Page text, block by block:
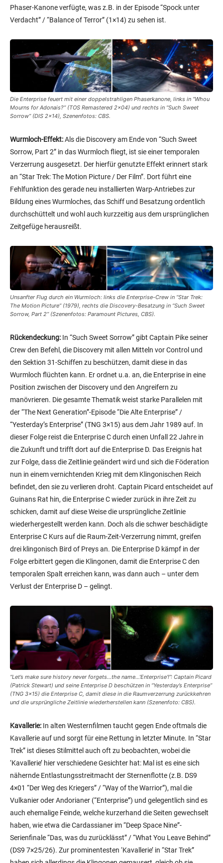
Phaser-Kanone verfügte, was z.B. in der Episode “Spock unter
Verdacht” / “Balance of Terror” (1×14) zu sehen ist.
Die Enterprise feuert mit einer doppelstrahligen Phaserkanone, links in “Whou
Mourns for Adonais?” (TOS Remastered 2×04) und rechts in “Such Sweet
Sorrow” (DIS 2×14), Szenenfotos: CBS.
Wurmloch-Effekt:Als die Discovery am Ende von “Such Sweet
Sorrow, Part 2” in das Wurmloch fliegt, ist sie einer temporalen
Verzerrung ausgesetzt. Der hierfür genutzte Effekt erinnert stark
an “Star Trek: The Motion Picture / Der Film”. Dort führt eine
Fehlfunktion des gerade neu installierten Warp-Antriebes zur
Bildung eines Wurmloches, das Schiff und Besatzung ordentlich
durchschüttelt und wohl auch kurzzeitig aus dem ursprünglichen
Zeitgefüge herausreißt.
Unsanfter Flug durch ein Wurmloch: links die Enterprise-Crew in “Star Trek:
The Motion Picture” (1979), rechts die Discovery-Besatzung in “Such Sweet
Sorrow, Part 2” (Szenenfotos: Paramount Pictures, CBS).
Rückendeckung: In “Such Sweet Sorrow” gibt Captain Pike seiner
Crew den Befehl, die Discovery mit allen Mitteln vor Control und
den Sektion 31-Schiffen zu beschützen, damit diese in das
Wurmloch flüchten kann. Er ordnet u.a. an, die Enterprise in eine
Position zwischen der Discovery und den Angreifern zu
manövrieren. Die gesamte Thematik weist starke Parallelen mit
der “The Next Generation”-Episode “Die Alte Enterprise” /
“Yesterday’s Enterprise” (TNG 3×15) aus dem Jahr 1989 auf. In
dieser Folge reist die Enterprise C durch einen Unfall 22 Jahre in
die Zukunft und trifft dort auf die Enterprise D. Das Ereignis hat
zur Folge, dass die Zeitlinie geändert wird und sich die Föderation
nun in einem vernichtenden Krieg mit dem Klingonischen Reich
befindet, den sie zu verlieren droht. Captain Picard entscheidet auf
Guinans Rat hin, die Enterprise C wieder zurück in ihre Zeit zu
schicken, damit auf diese Weise die ursprüngliche Zeitlinie
wiederhergestellt werden kann. Doch als die schwer beschädigte
Enterprise C Kurs auf die Raum-Zeit-Verzerrung nimmt, greifen
drei klingonisch Bird of Preys an. Die Enterprise D kämpf in der
Folge erbittert gegen die Klingonen, damit die Enterprise C den
temporalen Spalt erreichen kann, was dann auch – unter dem
Verlust der Enterprise D – gelingt.
“Let’s make sure history never forgets…the name…’Enterprise‘!”: Captain Picard
(Patrick Stewart) und seine Enterprise D beschützen in “Yesterday’s Enterprise”
(TNG 3×15) die Enterprise C, damit diese in die Raumverzerrung zurückkehren
und die ursprüngliche Zeitlinie wiederherstellen kann (Szenenfoto: CBS).
Kavallerie: In alten Westernfilmen taucht gegen Ende oftmals die
Kavallerie auf und sorgt für eine Rettung in letzter Minute. In “Star
Trek” ist dieses Stilmittel auch oft zu beobachten, wobei die
‘Kavallerie’ hier verschiedene Gesichter hat: Mal ist es eine sich
nähernde Entlastungsstreitmacht der Sternenflotte (z.B. DS9
4×01 “Der Weg des Kriegers” / “Way of the Warrior”), mal die
Vulkanier oder Andorianer (“Enterprise”) und gelegentlich sind es
auch ehemalige Feinde, welche kurzerhand die Seiten gewechselt
haben, wie etwa die Cardassianer im “Deep Space Nine”-
Serienfinale “Das, was du zurücklässt” / “What You Leave Behind”
(DS9 7×25/26). Zur prominentesten ‘Kavallerie’ in “Star Trek”